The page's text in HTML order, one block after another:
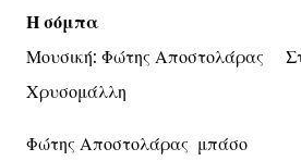
Η σόμπα
Μουσική: Φώτης Αποστολάρας
Χρυσομάλλη
Φώτης Αποστολάρας μπάσο